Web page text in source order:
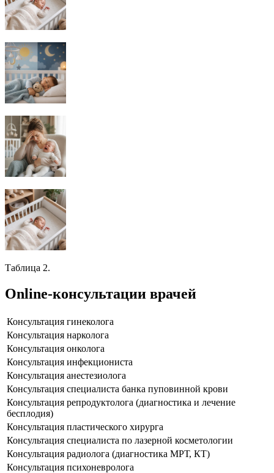
Таблица 2.
Online-консультации врачей
Консультация гинеколога
Консультация нарколога
Консультация онколога
Консультация инфекциониста
Консультация анестезиолога
Консультация специалиста банка пуповинной крови
Консультация репродуктолога (диагностика и лечение
бесплодия)
Консультация пластического хирурга
Консультация специалиста по лазерной косметологии
Консультация радиолога (диагностика МРТ, КТ)
Консультация психоневролога